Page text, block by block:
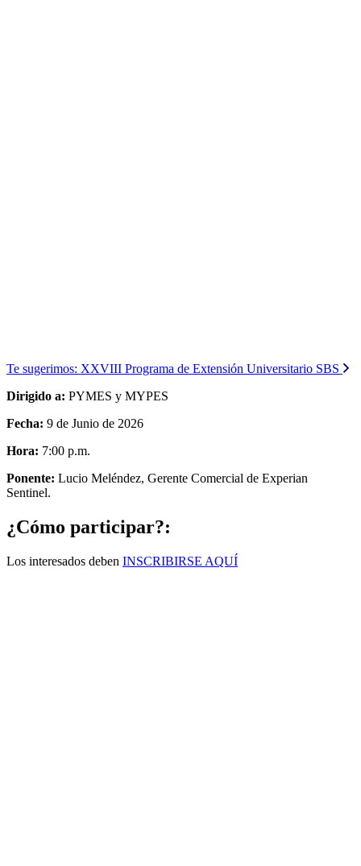
Te sugerimos: XXVIII Programa de Extensión Universitario SBS
Dirigido a: PYMES y MYPES
Fecha: 9 de Junio de 2026
Hora: 7:00 p.m.
Ponente: Lucio Meléndez, Gerente Comercial de Experian
Sentinel.
¿Cómo participar?:
Los interesados deben INSCRIBIRSE AQUÍ